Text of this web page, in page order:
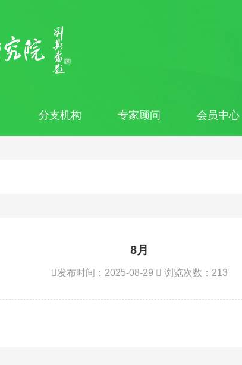
分支机构 专家顾问 会员中心
8月
 发布时间：2025-08-29  浏览次数：213